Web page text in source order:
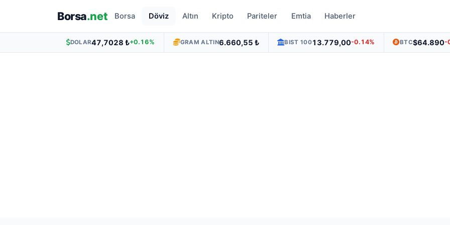
Borsa.net Borsa Döviz Altın Kripto Pariteler Emtia Haberler
DOLAR47,7028 ₺+0.16% GRAM ALTIN6.660,55 ₺ BIST 10013.779,00-0.14% BTC$64.890-